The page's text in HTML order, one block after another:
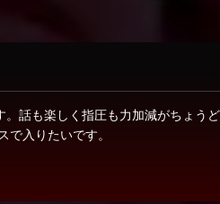
話も楽しく指圧も力加減がちょう
で入りたいです。